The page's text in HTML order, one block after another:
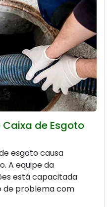
de Esgoto
esgoto causa
A equipe da
está capacitada
de problema com